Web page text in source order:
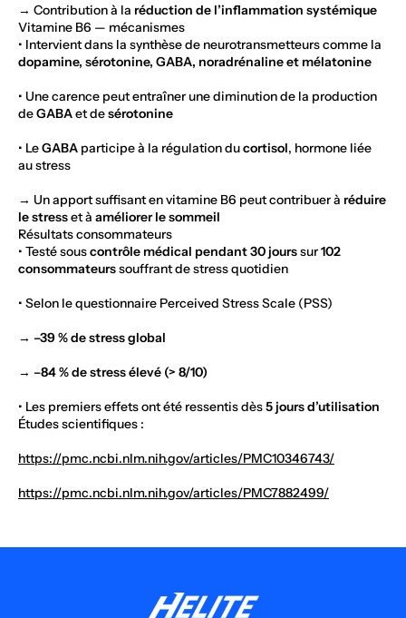
→ Contribution à la réduction de l’inflammation systémique
Vitamine B6 — mécanismes
• Intervient dans la synthèse de neurotransmetteurs comme la
dopamine, sérotonine, GABA, noradrénaline et mélatonine
• Une carence peut entraîner une diminution de la production
deGABAet desérotonine
• LeGABA participe à la régulation ducortisol, hormone liée
au stress
→ Un apport suffisant en vitamine B6 peut contribuer à réduire
le stresset à améliorer le sommeil
Résultats consommateurs
• Testé souscontrôle médical pendant 30 jourssur102
consommateurssouffrant de stress quotidien
• Selon le questionnaire Perceived Stress Scale (PSS)
→ –39 % de stress global
→ –84 % de stress élevé (> 8/10)
• Les premiers effets ont été ressentis dès5 jours d’utilisation
Études scientifiques :
https://pmc.ncbi.nlm.nih.gov/articles/PMC10346743/
https://pmc.ncbi.nlm.nih.gov/articles/PMC7882499/